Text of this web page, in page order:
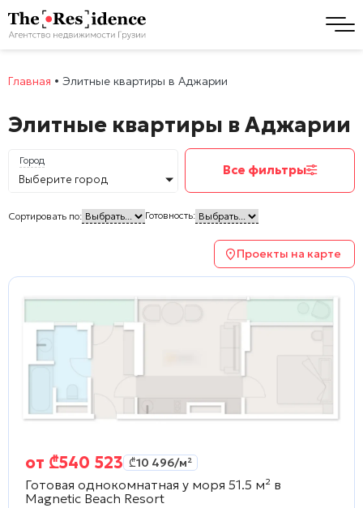
Главная • Элитные квартиры в Аджарии
Элитные квартиры в Аджарии
Город
Выберите город
Все фильтры
Сортировать по: Готовность:
Проекты на карте
от ₾540 523 ₾10 496/м²
Готовая однокомнатная у моря 51.5 м² в
Magnetic Beach Resort